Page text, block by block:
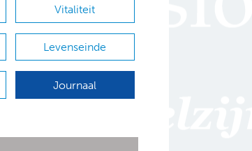
Vitaliteit
Levenseinde
Journaal